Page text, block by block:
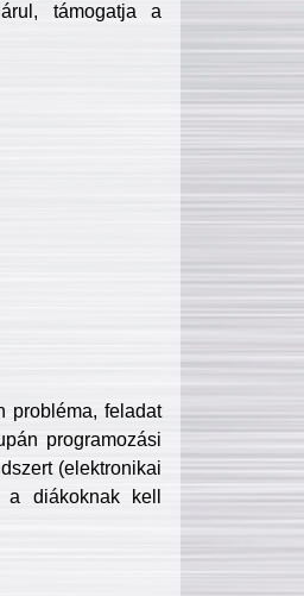
támogatja a
probléma, feladat
programozási
(elektronikai
diákoknak kell